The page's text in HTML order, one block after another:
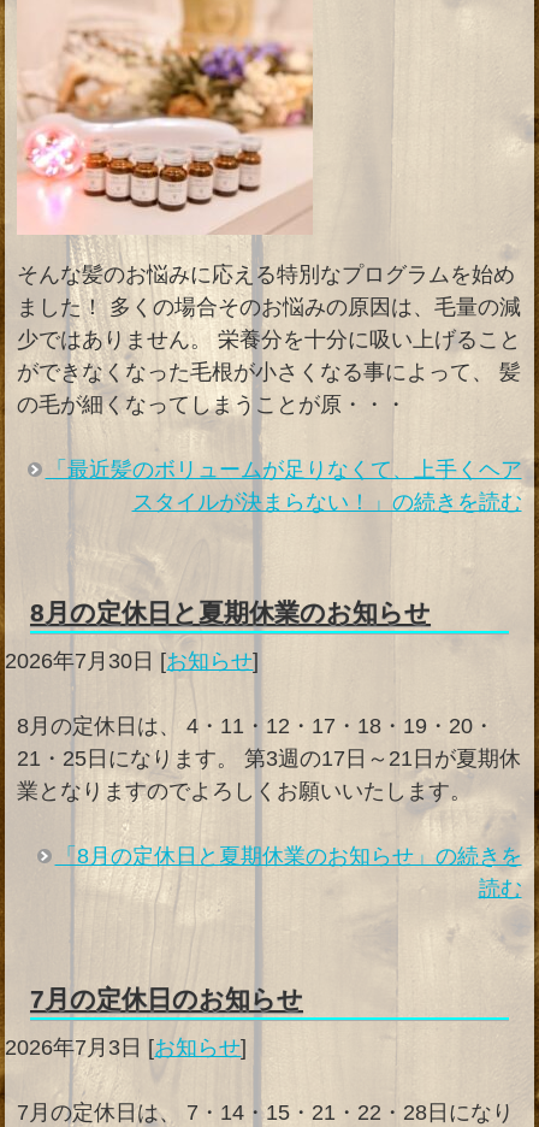
そんな髪のお悩みに応える特別なプログラムを始め
ました！ 多くの場合そのお悩みの原因は、毛量の減
少ではありません。 栄養分を十分に吸い上げること
ができなくなった毛根が小さくなる事によって、 髪
の毛が細くなってしまうことが原・・・
「最近髪のボリュームが足りなくて、上手くヘア
スタイルが決まらない！」の続きを読む
8月の定休日と夏期休業のお知らせ
2026年7月30日 [お知らせ]
8月の定休日は、 4・11・12・17・18・19・20・
21・25日になります。 第3週の17日～21日が夏期休
業となりますのでよろしくお願いいたします。
「8月の定休日と夏期休業のお知らせ」の続きを
読む
7月の定休日のお知らせ
2026年7月3日 [お知らせ]
7月の定休日は、 7・14・15・21・22・28日になり